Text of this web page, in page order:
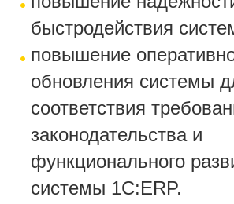
быстродействия
повышение
обновления системы
соответствия
законодательства и
функционального
системы 1С:ERP.